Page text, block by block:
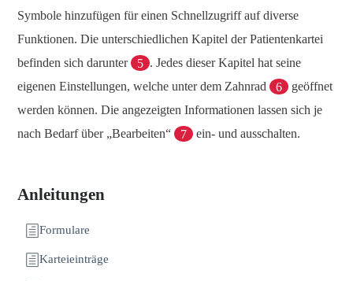
Symbole hinzufügen für einen Schnellzugriff auf diverse
Funktionen. Die unterschiedlichen Kapitel der Patientenkartei
befinden sich darunter
5 . Jedes dieser Kapitel hat seine
eigenen Einstellungen, welche unter dem Zahnrad
6
geöffnet
werden können. Die angezeigten Informationen lassen sich je
nach Bedarf über „Bearbeiten“
7 ein- und ausschalten.
Anleitungen
Formulare
Karteieinträge